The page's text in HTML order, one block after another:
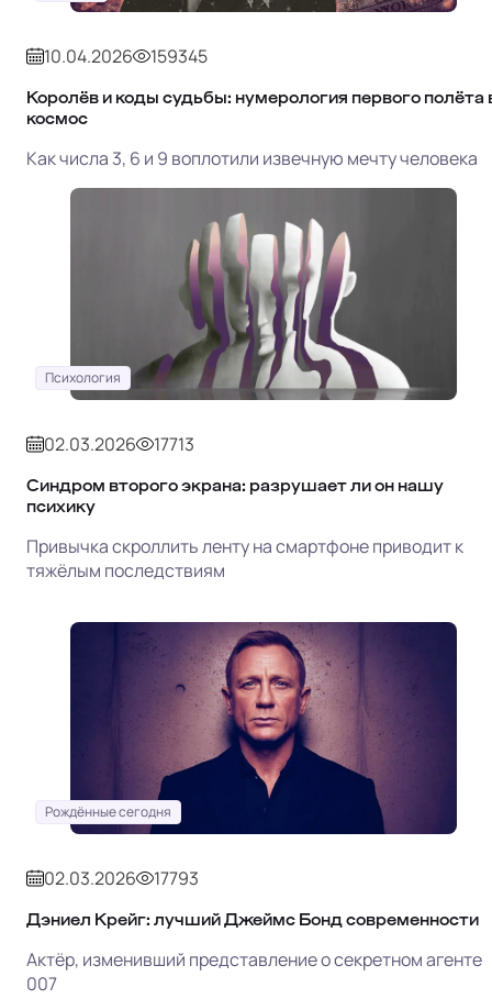
10.04.2026 159345
Королёв и коды судьбы: нумерология первого полёта
космос
Как числа 3, 6 и 9 воплотили извечную мечту человека
Психология
02.03.2026 17713
Синдром второго экрана: разрушает ли он нашу
психику
Привычка скроллить ленту на смартфоне приводит к
тяжёлым последствиям
Рождённые сегодня
02.03.2026 17793
Дэниел Крейг: лучший Джеймс Бонд современности
Актёр, изменивший представление о секретном агенте
007